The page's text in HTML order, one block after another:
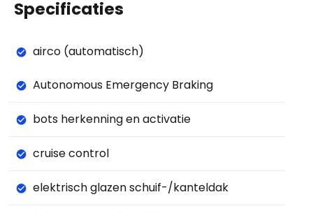
Specificaties
airco (automatisch)
Autonomous Emergency Braking
bots herkenning en activatie
cruise control
elektrisch glazen schuif-/kanteldak